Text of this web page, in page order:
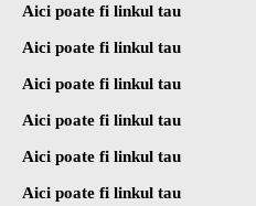
Aici poate fi linkul tau
Aici poate fi linkul tau
Aici poate fi linkul tau
Aici poate fi linkul tau
Aici poate fi linkul tau
Aici poate fi linkul tau